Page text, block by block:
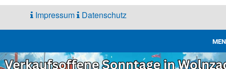
Impressum Datenschutz
Gewerbe